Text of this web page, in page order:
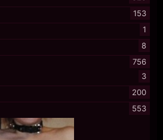
153
1
8
756
3
200
553